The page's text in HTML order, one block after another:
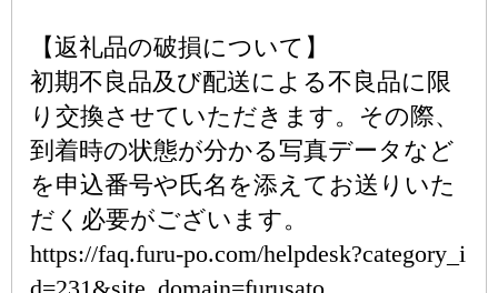
【返礼品の破損について】
初期不良品及び配送による不良品に限
り交換させていただきます。その際、
到着時の状態が分かる写真データなど
を申込番号や氏名を添えてお送りいた
だく必要がございます。
https://faq.furu-po.com/helpdesk?category_i